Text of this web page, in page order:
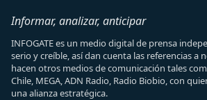
Informar, analizar, anticipar
INFOGATE es un medio digital de prensa
serio y creíble, así dan cuenta las referencias a
hacen otros medios de comunicación tales
Chile, MEGA, ADN Radio, Radio Biobio, con
una alianza estratégica.